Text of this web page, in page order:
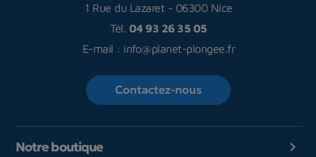
1 Rue du Lazaret - 06300 Nice
Tél. 04 93 26 35 05
E-mail : info@planet-plongee.fr
Contactez-nous
Notre boutique 